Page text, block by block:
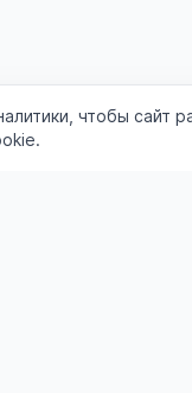
чтобы сайт